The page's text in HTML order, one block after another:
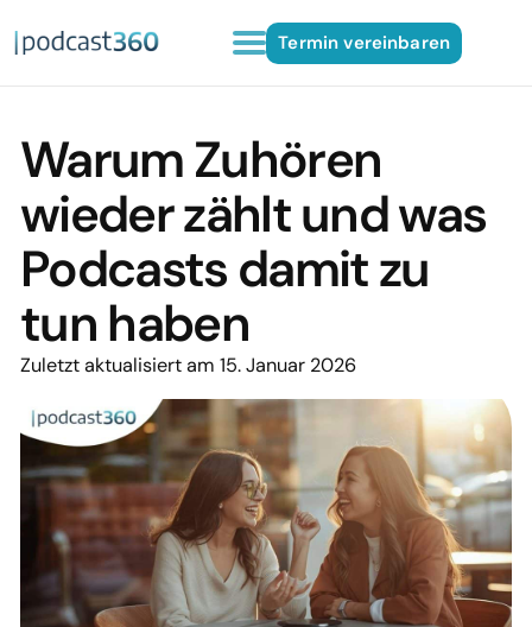
Termin vereinbaren
Warum Zuhören
wieder zählt und was
Podcasts damit zu
tun haben
Zuletzt aktualisiert am 15. Januar 2026